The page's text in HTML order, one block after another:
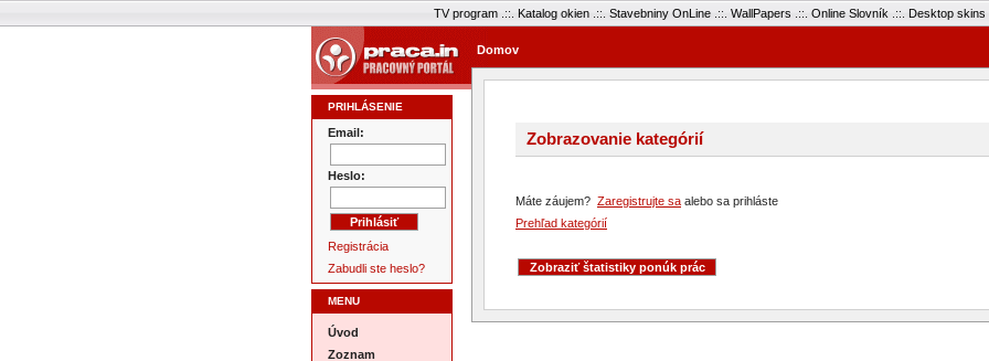
TV program.::. Katalog okien.::. Stavebniny OnLine.::. WallPapers .::. Online Slovník .::. Desktop skins
Domov
PRIHLÁSENIE
Email:
Heslo:
Registrácia
Zabudli ste heslo?
MENU
Úvod
Zoznam
Zobrazovanie kategórií
Máte záujem? Zaregistrujte sa alebo sa prihláste
Prehľad kategórií